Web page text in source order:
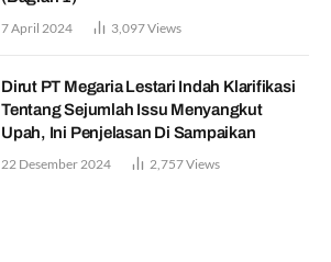
7 April 2024 3,097Views
Dirut PT Megaria Lestari Indah Klarifikasi
Tentang Sejumlah Issu Menyangkut
Upah, Ini Penjelasan Di Sampaikan
22 Desember 2024 2,757Views